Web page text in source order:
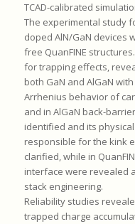
TCAD-calibrated
The experimental study
doped AlN/GaN devices
free QuanFINE
for trapping effects,
both GaN and AlGaN
Arrhenius behavior of
and in AlGaN back-
identified and its
responsible for the kink
clarified, while in
interface were revealed
stack engineering.
Reliability studies
trapped charge